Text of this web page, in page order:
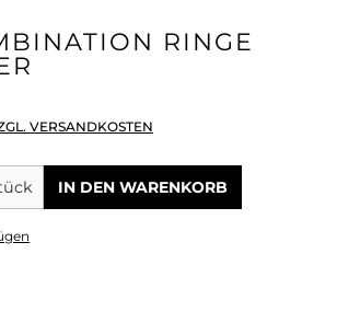
RINGE
VERSANDKOSTEN
Gib den gewünschten
IN DEN WARENKORB